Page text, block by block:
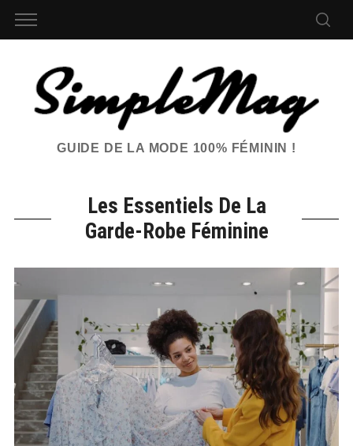
GUIDE DE LA MODE 100% FÉMININ !
Les Essentiels De La
Garde-Robe Féminine